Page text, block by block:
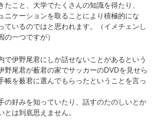
たこと、大学でたくさんの知識を得たり、
ニケーションを取ることにより積極的にな
ているのではと思われます。（イメチェンし
一つですが）
で伊野尾君にしか話せないことがあるという
野尾君が薮君の家でサッカーのDVDを見せら
帳を薮君に選んでもらったということを言っ
の好みを知っていたり、話すのたのしいとか
は到底思えません。